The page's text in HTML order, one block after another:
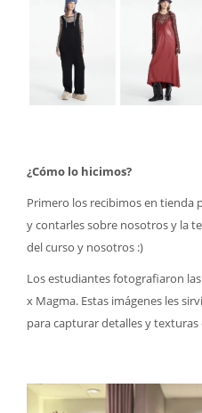
¿Cómo lo hicimos?
Primero los recibimos en tienda
y contarles sobre nosotros y la
del curso y nosotros :)
Los estudiantes fotografiaron
x Magma. Estas imágenes les
para capturar detalles y texturas